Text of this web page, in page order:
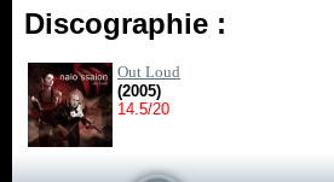
Discographie :
Out Loud
(2005)
14.5/20